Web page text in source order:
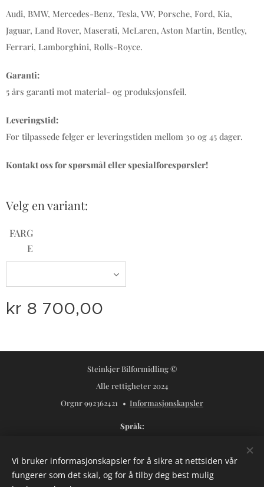
Audi, BMW, Mercedes-Benz, Tesla, VW, Porsche, Ford, Kia,
Jaguar, Land Rover, Maserati, McLaren, Aston Martin, Bentley,
Ferrari, Lamborghini, Rolls-Royce.
Garanti:
5 års garanti mot material- og produksjonsfeil.
Leveringstid:
For tilpassede felger er leveringstiden mellom 30 og 45 dager.
Kontakt oss for spørsmål eller spesialforespørsler!
Velg en variant:
FARG
E
kr 8 700,00
Steinkjer Bilformidling ©
Alle rettigheter 2024
Orgnr 992362421
Informasjonskapsler
Språk
Valuta
NOK kr
USD $ SEK kr
Vi bruker informasjonskapsler for å sikre at nettsiden vår
fungerer som det skal, og for å tilby deg best mulig